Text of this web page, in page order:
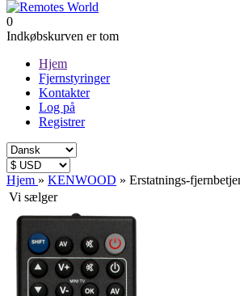
0
Indkøbskurven er tom
Hjem
Fjernstyringer
Kontakter
Log på
Registrer
Hjem » KENWOOD » Erstatnings-
Vi sælger